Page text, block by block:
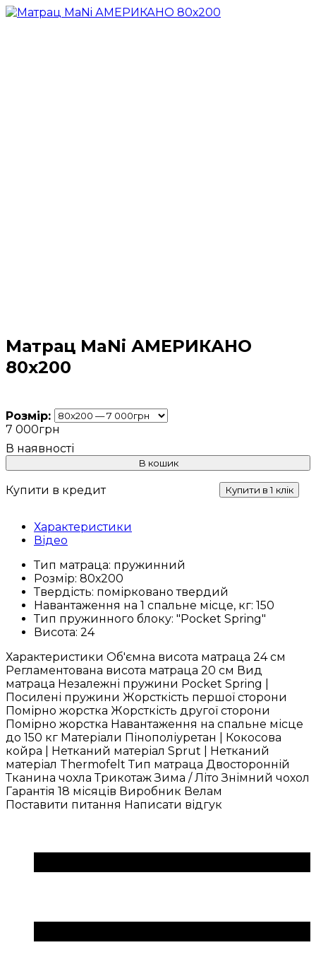
Матрац MaNi АМЕРИКАНО
80х200
Розмір:
7 000грн
В кошик
Купити в кредит Купити в 1 клік
Характеристики
Відео
Тип матраца: пружинний
Розмір: 80х200
Твердість: помірковано твердий
Навантаження на 1 спальне місце, кг: 150
Тип пружинного блоку: "Pocket Spring"
Висота: 24
Характеристики Об'ємна висота матраца 24 см
Регламентована висота матраца 20 см Вид
матраца Незалежні пружини Pocket Spring |
Посилені пружини Жорсткість першої сторони
Помірно жорстка Жорсткість другої сторони
Помірно жорстка Навантаження на спальне місце
до 150 кг Матеріали Пінополіуретан | Кокосова
койра | Нетканий матеріал Sprut | Нетканий
матеріал Thermofelt Тип матраца Двосторонній
Тканина чохла Трикотаж Зима / Літо Знімний чохол
Гарантія 18 місяців Виробник Велам
Поставити питання Написати відгук